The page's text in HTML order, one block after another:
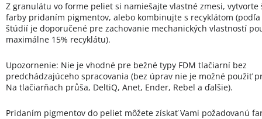
Z granulátu vo forme peliet si namiešajte vlastné zmesi, vytvorte
farby pridaním pigmentov, alebo kombinujte s recyklátom
štúdií je doporučené pre zachovanie mechanických vlastností
maximálne 15% recyklátu).
Upozornenie: Nie je vhodné pre bežné typy FDM tlačiarní bez
predchádzajúceho spracovania (bez úprav nie je možné použiť
Na tlačiarňach průša, DeltiQ, Anet, Ender, Rebel a ďalšie).
Pridaním pigmentov do peliet môžete získať Vami požadovanú